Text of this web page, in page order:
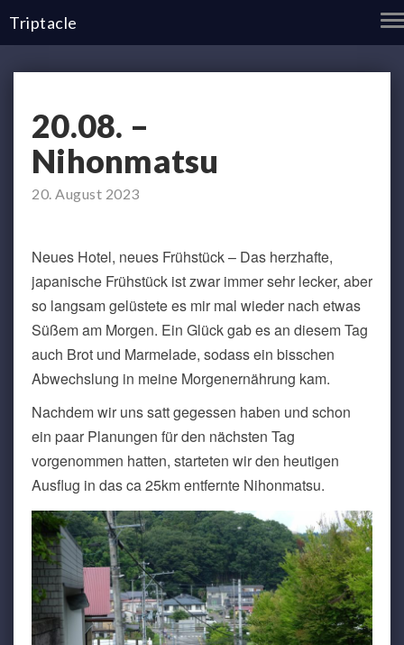
Triptacle
20.08. –
Nihonmatsu
20. August 2023
Neues Hotel, neues Frühstück – Das herzhafte,
japanische Frühstück ist zwar immer sehr lecker, aber
so langsam gelüstete es mir mal wieder nach etwas
Süßem am Morgen. Ein Glück gab es an diesem Tag
auch Brot und Marmelade, sodass ein bisschen
Abwechslung in meine Morgenernährung kam.
Nachdem wir uns satt gegessen haben und schon
ein paar Planungen für den nächsten Tag
vorgenommen hatten, starteten wir den heutigen
Ausflug in das ca 25km entfernte Nihonmatsu.